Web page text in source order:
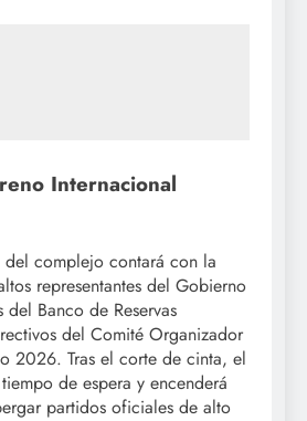
Internacional
del complejo contará con la
representantes del Gobierno
Banco de Reservas
del Comité Organizador
2026. Tras el corte de cinta, el
de espera y encenderá
partidos oficiales de alto